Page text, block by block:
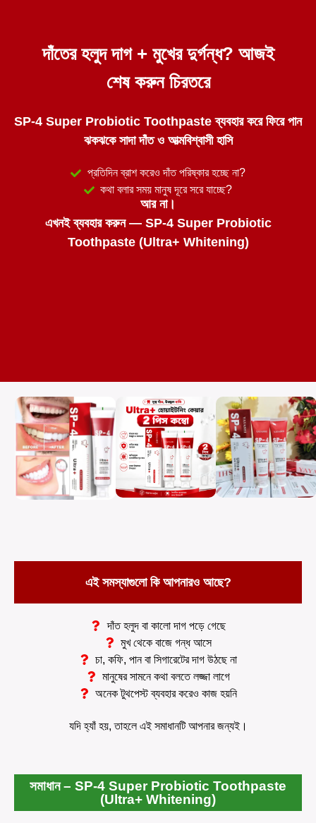
দাঁতের হলুদ দাগ + মুখের দুর্গন্ধ? আজই
শেষ করুন চিরতরে
SP-4 Super Probiotic Toothpaste ব্যবহার করে ফিরে পান
ঝকঝকে সাদা দাঁত ও আত্মবিশ্বাসী হাসি
প্রতিদিন ব্রাশ করেও দাঁত পরিষ্কার হচ্ছে না?
কথা বলার সময় মানুষ দূরে সরে যাচ্ছে?
আর না।
এখনই ব্যবহার করুন — SP-4 Super Probiotic
Toothpaste (Ultra+ Whitening)
এই সমস্যাগুলো কি আপনারও আছে?
দাঁত হলুদ বা কালো দাগ পড়ে গেছে
মুখ থেকে বাজে গন্ধ আসে
চা, কফি, পান বা সিগারেটের দাগ উঠছে না
মানুষের সামনে কথা বলতে লজ্জা লাগে
অনেক টুথপেস্ট ব্যবহার করেও কাজ হয়নি
যদি হ্যাঁ হয়, তাহলে এই সমাধানটি আপনার জন্যই।
সমাধান – SP-4 Super Probiotic Toothpaste
(Ultra+ Whitening)